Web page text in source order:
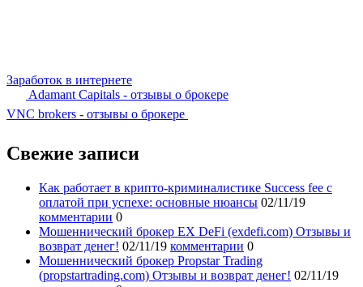
Заработок в интернете
Adamant Capitals - отзывы о брокере
VNC brokers - отзывы о брокере
Свежие записи
Как работает в крипто-криминалистике Success fee с
оплатой при успехе: основные нюансы 02/11/19
комментарии 0
Мошеннический брокер EX DeFi (exdefi.com) Отзывы и
возврат денег! 02/11/19 комментарии 0
Мошеннический брокер Propstar Trading
(propstartrading.com) Отзывы и возврат денег! 02/11/19